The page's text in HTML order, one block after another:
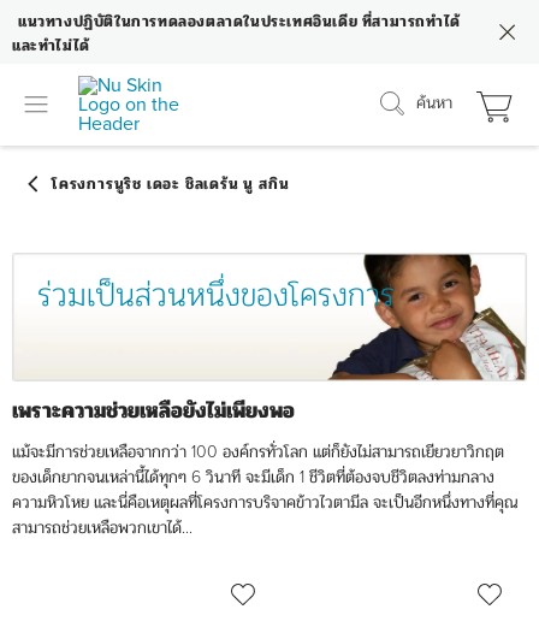
แนวทางปฏิบัติในการทดลองตลาดในประเทศอินเดีย ที่สามารถทำได้
และทำไม่ได้
ค้นหา
ร่วมเป็นส่วนหนึ่งของโครงการ
เพราะความช่วยเหลือยังไม่เพียงพอ
แม้จะมีการช่วยเหลือจากกว่า 100 องค์กรทั่วโลก แต่ก็ยังไม่สามารถเยียวยาวิกฤต
ของเด็กยากจนเหล่านี้ได้ทุกๆ 6 วินาที จะมีเด็ก 1 ชีวิตที่ต้องจบชีวิตลงท่ามกลาง
ความหิวโหย และนี่คือเหตุผลที่โครงการบริจาคข้าวไวตามีล จะเป็นอีกหนึ่งทางที่คุณ
สามารถช่วยเหลือพวกเขาได้...